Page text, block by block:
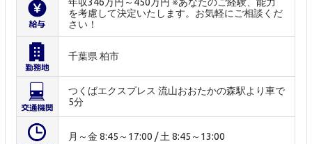
を考慮して決定いたします。お気軽にご相談くだ
さい！
千葉県 柏市
つくばエクスプレス 流山おおたかの森駅より車で
5分
月～金 8:45～17:00 / 土 8:45～13:00